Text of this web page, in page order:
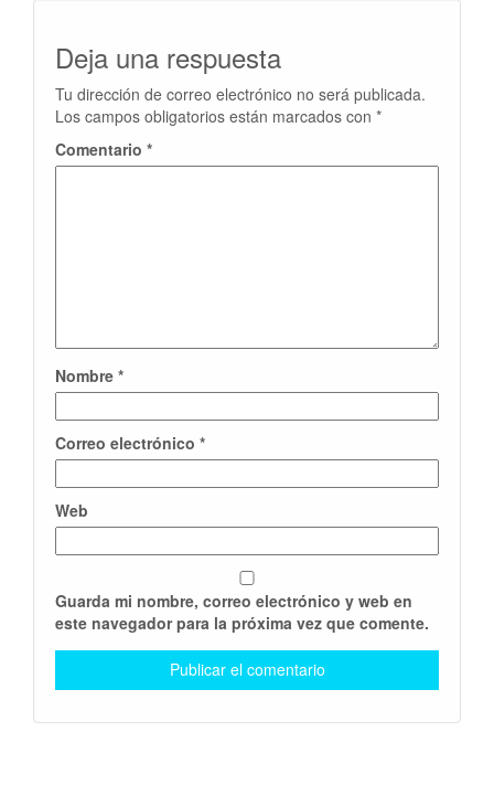
Deja una respuesta
Tu dirección de correo electrónico no será publicada.
Los campos obligatorios están marcados con *
Comentario *
Nombre *
Correo electrónico *
Web
Guarda mi nombre, correo electrónico y web en
este navegador para la próxima vez que comente.